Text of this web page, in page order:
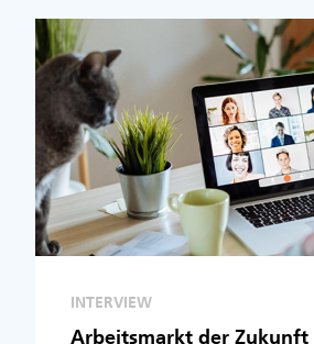
INTERVIEW
Arbeitsmarkt der Zukunft